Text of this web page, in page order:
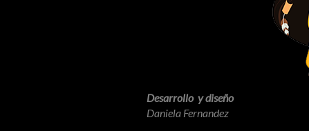
Desarrollo y diseño
Daniela Fernandez